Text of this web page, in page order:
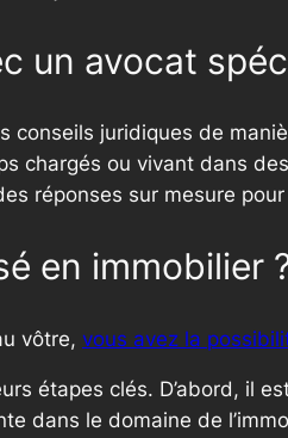
un avocat
conseils juridiques de
chargés ou vivant dans
réponses sur mesure
en immobilier
vôtre, vous avez la
étapes clés. D’abord, il
dans le domaine de